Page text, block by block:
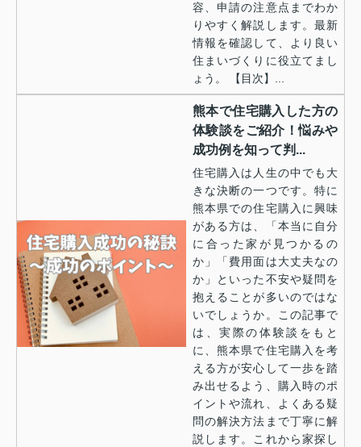
容、申請の注意点までわか
りやすく解説します。最新
情報を確認して、より良い
住まいづくりに役立てまし
ょう。 【目次】...
熊本で住宅購入した方の
体験談をご紹介！悩みや
成功例を知って判...
住宅購入は人生の中でも大
きな決断の一つです。特に
熊本県での住宅購入に興味
がある方は、「本当に自分
に合った家が見つかるの
か」「費用面は大丈夫なの
か」といった不安や疑問を
抱えることが多いのではな
いでしょうか。この記事で
は、実際の体験談をもと
に、熊本県で住宅購入を考
える方が安心して一歩を踏
み出せるよう、購入時のポ
イントや流れ、よくある疑
問の解決方法まで丁寧に解
説します。これから家探し